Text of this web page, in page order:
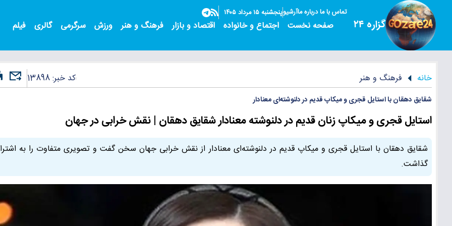
گزاره ۲۴
تماس با مادرباره ماآرشیوپنجشنبه ۱۵ مرداد ۱۴۰۵
صفحه نخست اجتماع و خانواده اقتصاد و بازار فرهنگ و هنر ورزش سرگرمی گالری فیلم
خانه فرهنگ و هنر کد خبر:13898
شقایق دهقان با استایل قجری و میکاپ قدیم در دلنوشته‌ای معنادار
استایل قجری و میکاپ زنان قدیم در دلنوشته معنادار شقایق دهقان | نقش خرابی در جهان
شقایق دهقان با استایل قجری و میکاپ قدیم در دلنوشته‌ای معنادار از نقش خرابی جهان سخن گفت و تصویری متفاوت را به
گذاشت.